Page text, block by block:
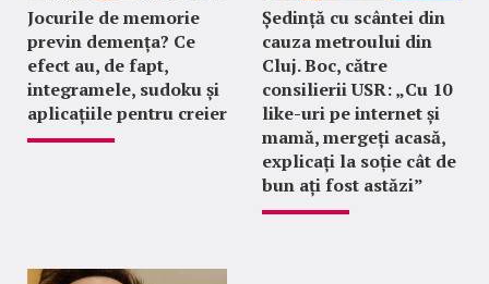
Jocurile de memorie
previn demența? Ce
efect au, de fapt,
integramele, sudoku și
aplicațiile pentru creier
Ședință cu scântei din
cauza metroului din
Cluj. Boc, către
consilierii USR: „Cu 10
like-uri pe internet și
mamă, mergeți acasă,
explicați la soție cât de
bun ați fost astăzi”